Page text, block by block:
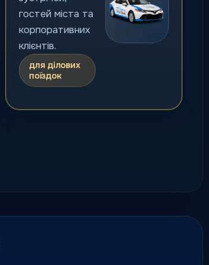
гостей міста та
корпоративних
клієнтів.
для ділових
поїздок
інших міст за